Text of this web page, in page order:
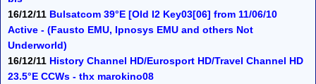
16/12/11 Bulsatcom 39°E [Old I2 Key03[06] from 11/06/10
Active - (Fausto EMU, Ipnosys EMU and others Not
Underworld)
16/12/11 History Channel HD/Eurosport HD/Travel Channel HD
23.5°E CCWs - thx marokino08